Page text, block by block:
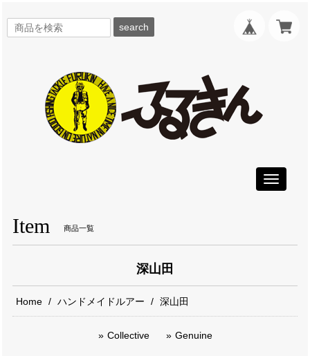
search
Toggle
Item 商品一覧
深山田
Home ハンドメイドルアー 深山田
Collective Genuine